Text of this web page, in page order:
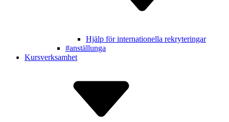
Hjälp för inter­nationella rekry­teringar
#anställunga
Kursverksamhet